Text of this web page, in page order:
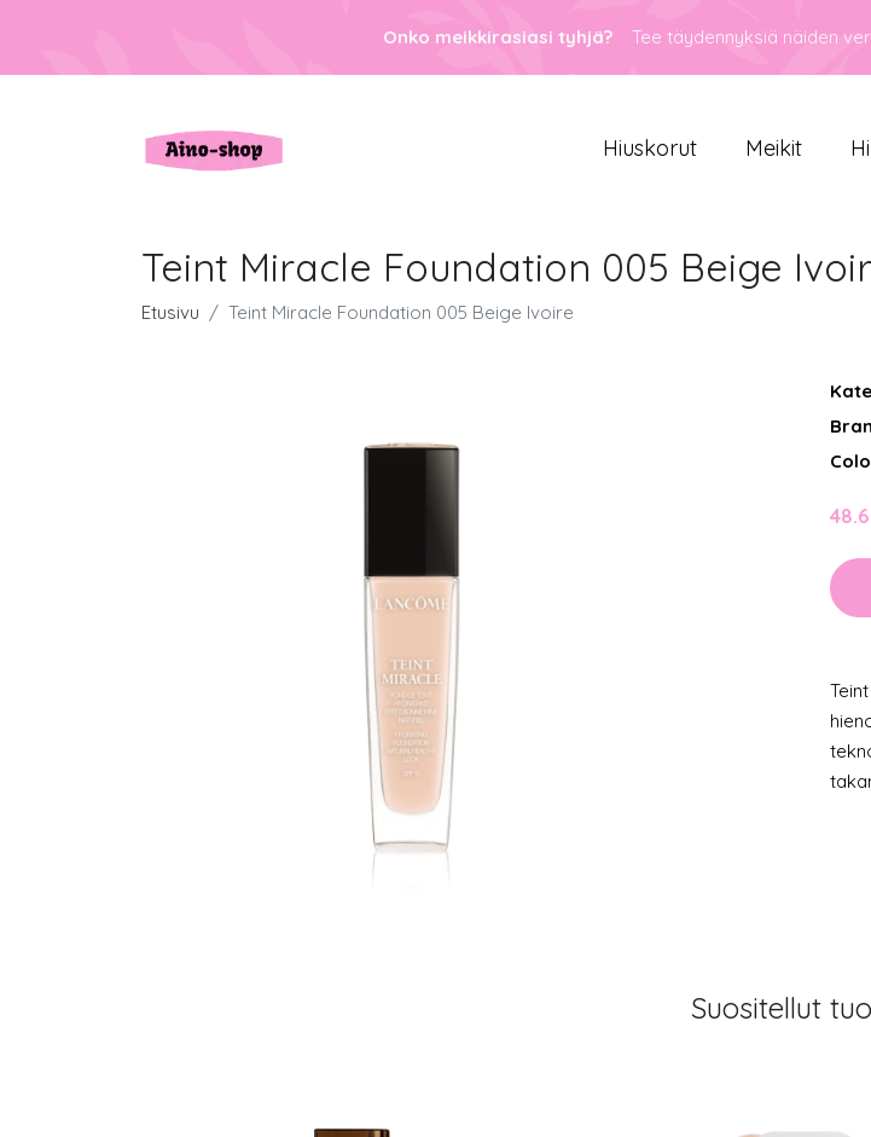
Onko meikkirasiasi tyhjä? Tee täydennyksiä näiden
Hiuskorut Meikit
Teint Miracle Foundation 005 Beige
Etusivu Teint Miracle Foundation 005 Beige Ivoire
48.6
Suositellut